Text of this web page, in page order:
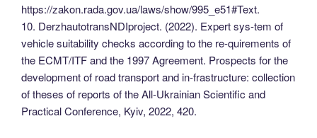
https://zakon.rada.gov.ua/laws/show/995_e51#Text.
10. DerzhautotransNDIproject. (2022). Expert sys-tem of
vehicle suitability checks according to the re-quirements of
the ECMT/ITF and the 1997 Agreement. Prospects for the
development of road transport and in-frastructure: collection
of theses of reports of the All-Ukrainian Scientific and
Practical Conference, Kyiv, 2022, 420.